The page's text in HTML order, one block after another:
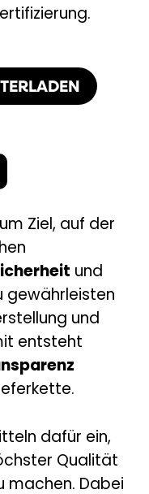
Ziel, auf der
und
gewährleisten
und
entsteht
dafür ein,
Qualität
machen. Dabei